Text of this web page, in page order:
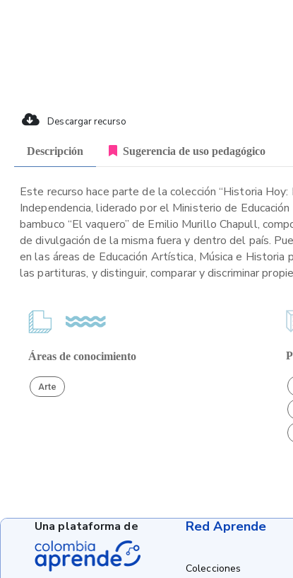
Descargar recurso
Descripción Sugerencia de uso pedagógico
Este recurso hace parte de la colección “Historia
Independencia, liderado por el Ministerio de
bambuco “El vaquero” de Emilio Murillo Chapull,
de divulgación de la misma fuera y dentro del país.
en las áreas de Educación Artística, Música e
las partituras, y distinguir, comparar y discriminar
Áreas de conocimiento
Arte
Red Aprende
Colecciones
Una plataforma de